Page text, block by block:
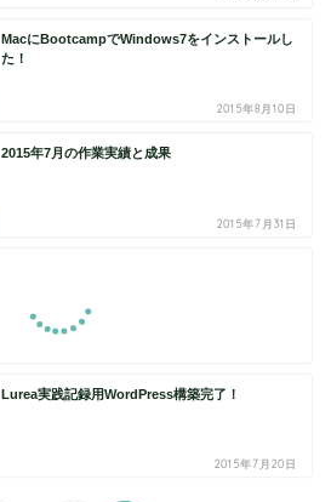
MacにBootcampでWindows7をインストールし
た！
2015年8月10日
2015年7月の作業実績と成果
2015年7月31日
Lurea実践記録用WordPress構築完了！
2015年7月20日